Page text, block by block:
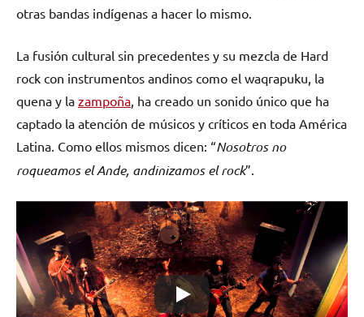
otras bandas indígenas a hacer lo mismo.
La fusión cultural sin precedentes y su mezcla de Hard
rock con instrumentos andinos como el waqrapuku, la
quena y la zampoña, ha creado un sonido único que ha
captado la atención de músicos y críticos en toda América
Latina. Como ellos mismos dicen: “Nosotros no
roqueamos el Ande, andinizamos el rock”.